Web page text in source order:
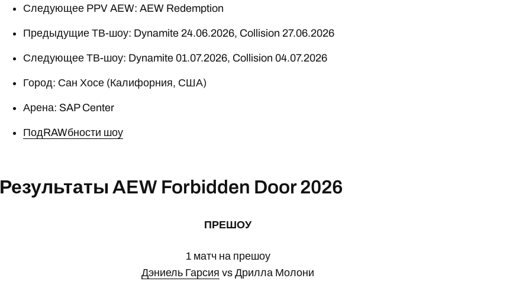
Следующее PPV AEW: AEW Redemption
Предыдущие ТВ-шоу: Dynamite 24.06.2026, Collision 27.06.2026
Следующее ТВ-шоу: Dynamite 01.07.2026, Collision 04.07.2026
Город: Сан Хосе (Калифорния, США)
Арена: SAP Center
ПодRAWбности шоу
Результаты AEW Forbidden Door 2026
ПРЕШОУ
1 матч на прешоу
Дэниель Гарсия vs Дрилла Молони